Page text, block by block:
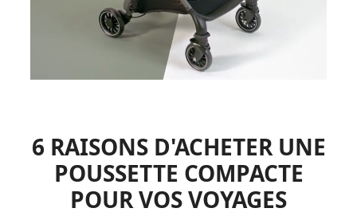
6 RAISONS D'ACHETER UNE
POUSSETTE COMPACTE
POUR VOS VOYAGES